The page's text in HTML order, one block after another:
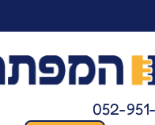
052-